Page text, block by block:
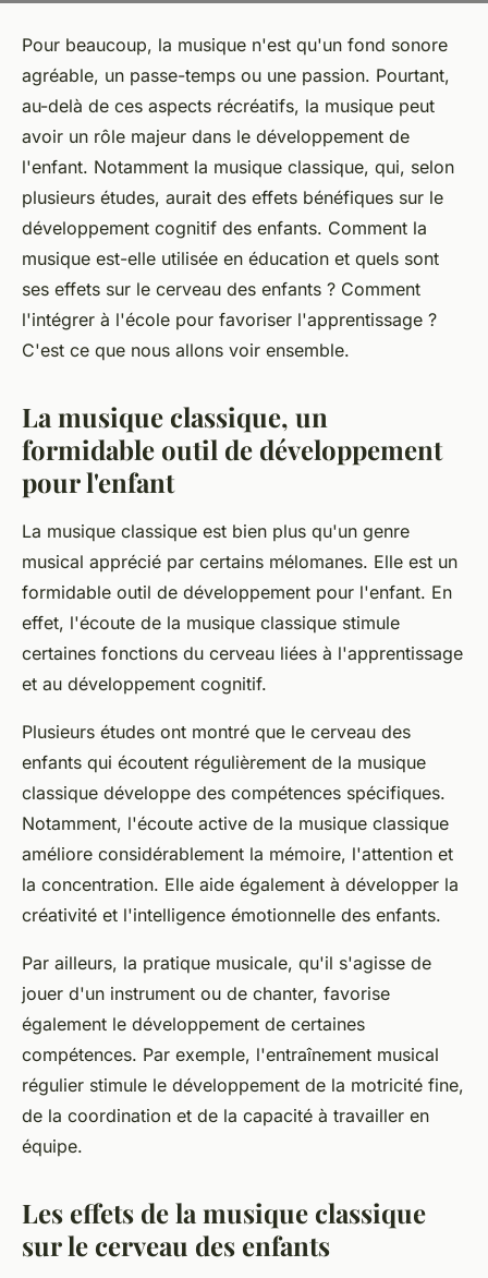
Pour beaucoup, la musique n'est qu'un fond sonore
agréable, un passe-temps ou une passion. Pourtant,
au-delà de ces aspects récréatifs, la musique peut
avoir un rôle majeur dans le développement de
l'enfant. Notamment la musique classique, qui, selon
plusieurs études, aurait des effets bénéfiques sur le
développement cognitif des enfants. Comment la
musique est-elle utilisée en éducation et quels sont
ses effets sur le cerveau des enfants ? Comment
l'intégrer à l'école pour favoriser l'apprentissage ?
C'est ce que nous allons voir ensemble.
La musique classique, un
formidable outil de développement
pour l'enfant
La musique classique est bien plus qu'un genre
musical apprécié par certains mélomanes. Elle est un
formidable outil de développement pour l'enfant. En
effet, l'écoute de la musique classique stimule
certaines fonctions du cerveau liées à l'apprentissage
et au développement cognitif.
Plusieurs études ont montré que le cerveau des
enfants qui écoutent régulièrement de la musique
classique développe des compétences spécifiques.
Notamment, l'écoute active de la musique classique
améliore considérablement la mémoire, l'attention et
la concentration. Elle aide également à développer la
créativité et l'intelligence émotionnelle des enfants.
Par ailleurs, la pratique musicale, qu'il s'agisse de
jouer d'un instrument ou de chanter, favorise
également le développement de certaines
compétences. Par exemple, l'entraînement musical
régulier stimule le développement de la motricité fine,
de la coordination et de la capacité à travailler en
équipe.
Les effets de la musique classique
sur le cerveau des enfants